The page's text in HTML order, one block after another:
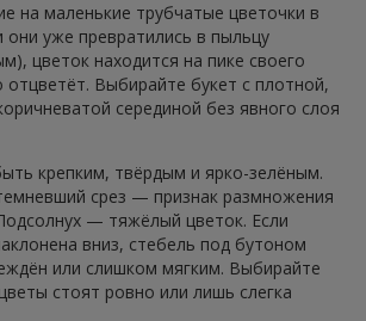
на маленькие трубчатые цветочки в
они уже превратились в пыльцу
цветок находится на пике своего
отцветёт. Выбирайте букет с плотной,
серединой без явного слоя
крепким, твёрдым и ярко-зелёным.
срез — признак размножения
— тяжёлый цветок. Если
вниз, стебель под бутоном
или слишком мягким. Выбирайте
стоят ровно или лишь слегка